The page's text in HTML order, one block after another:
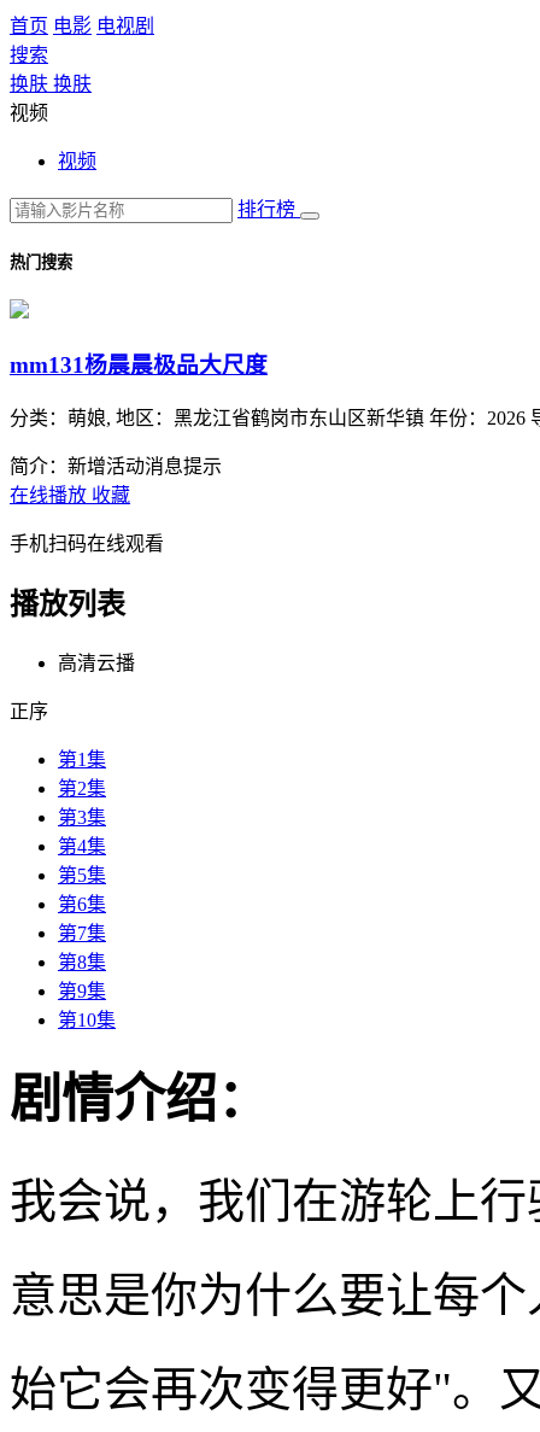
首页 电影 电视剧
搜索
换肤 换肤
视频
视频
排行榜
热门搜索
mm131杨晨晨极品大尺度
分类： 萌娘, 地区： 黑龙江省鹤岗市东山区新华镇 年份： 2026
简介：新增活动消息提示
在线播放 收藏
手机扫码在线观看
播放列表
高清云播
正序
第1集
第2集
第3集
第4集
第5集
第6集
第7集
第8集
第9集
第10集
剧情介绍：
我会说，我们在游轮上
意思是你为什么要让每
始它会再次变得更好"。